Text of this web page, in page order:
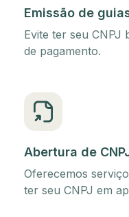
Emissão de
Evite ter seu CNPJ
de pagamento.
Abertura de
Oferecemos
ter seu CNPJ em